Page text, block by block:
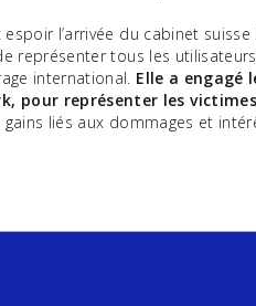
l’arrivée du cabinet suisse
représenter tous les
international. Elle a engagé
pour représenter les victimes
liés aux dommages et